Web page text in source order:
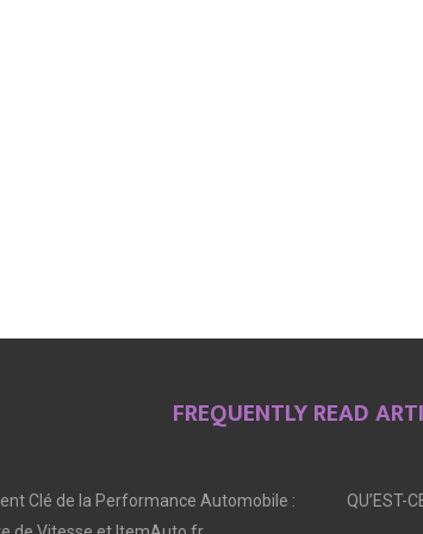
FREQUENTLY READ
Clé de la Performance Automobile :
QU’EST-